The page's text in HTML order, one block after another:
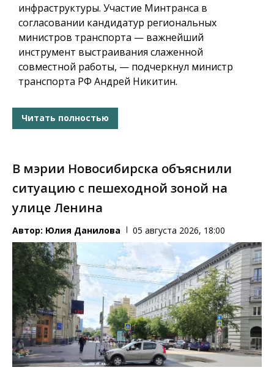
инфраструктуры. Участие Минтранса в
согласовании кандидатур региональных
министров транспорта — важнейший
инструмент выстраивания слаженной
совместной работы, — подчеркнул министр
транспорта РФ Андрей Никитин.
Читать полностью
В мэрии Новосибирска объяснили
ситуацию с пешеходной зоной на
улице Ленина
Автор: Юлия Данилова 05 августа 2026, 18:00